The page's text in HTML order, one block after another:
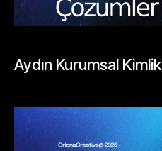
Aydın Kurumsal Kimlik